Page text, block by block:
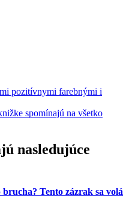
pozitívnymi farebnými i
spomínajú na všetko
nasledujúce
Tento zázrak sa volá